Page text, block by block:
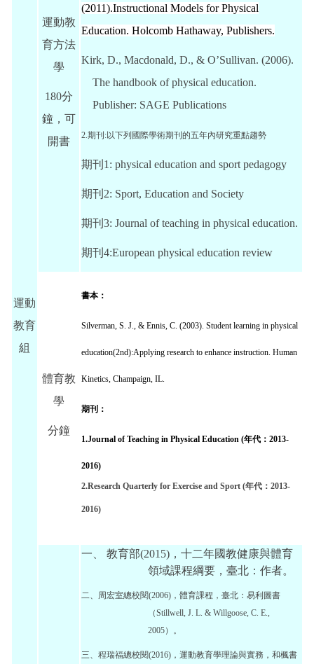
運動
教育
組
運動教
育方法
學
180分
鐘，可
開書
(2011).Instructional Models for Physical
Education. Holcomb Hathaway, Publishers.
Kirk, D., Macdonald, D., & O’Sullivan. (2006).
The handbook of physical education.
Publisher: SAGE Publications
2.期刊:以下列國際學術期刊的五年內研究重點趨勢
期刊1: physical education and sport pedagogy
期刊2: Sport, Education and Society
期刊3: Journal of teaching in physical education.
期刊4:European physical education review
體育教
學
分鐘
書本：
Silverman, S. J., & Ennis, C. (2003). Student learning in physical
education(2nd):Applying research to enhance instruction. Human
Kinetics , Champaign, IL.
期刊：
1.Journal of Teaching in Physical Education (年代：2013-
2016)
2.Research Quarterly for Exercise and Sport (年代：2013-
2016)
一、 教育部(2015)，十二年國教健康與體育
領域課程綱要，臺北：作者。
二、周宏室總校閱(2006)，體育課程，臺北：易利圖書
（Stillwell, J. L. & Willgoose, C. E.,
2005）。
三、程瑞福總校閱(2016)，運動教育學理論與實務，和楓書